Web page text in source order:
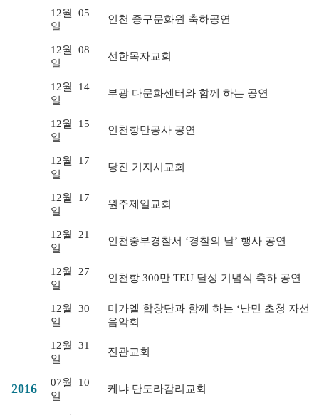
12월
05
일
인천 중구문화원 축하공연
12월
08
일
선한목자교회
12월
14
일
부광 다문화센터와 함께 하는 공연
12월
15
일
인천항만공사 공연
12월
17
일
당진 기지시교회
12월
17
일
원주제일교회
12월
21
일
인천중부경찰서 ‘경찰의 날’ 행사 공연
12월
27
일
인천항 300만 TEU 달성 기념식 축하 공연
12월
30
일
미가엘 합창단과 함께 하는 ‘난민 초청 자선
음악회
12월
31
일
진관교회
2016 07월
10
일
케냐 단도라감리교회